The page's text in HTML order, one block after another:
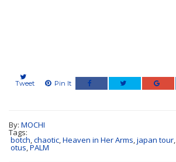
Tweet Pin It
By: MOCHI
Tags:
botch,chaotic,Heaven in Her Arms,japan tour,
otus,PALM